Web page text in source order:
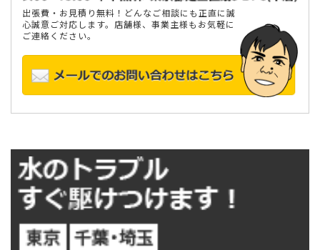
出張費・お見積り無料！どんなご相談にも正直に誠
心誠意ご対応します。店舗様、事業主様もお気軽に
ご連絡ください。